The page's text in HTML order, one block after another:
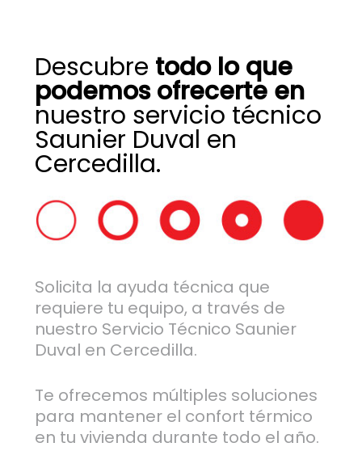
Descubre todo lo que
podemos ofrecerte en
nuestro servicio técnico
Saunier Duval en
Cercedilla.
Solicita la ayuda técnica que
requiere tu equipo, a través de
nuestro Servicio Técnico Saunier
Duval en Cercedilla.
Te ofrecemos múltiples soluciones
para mantener el confort térmico
en tu vivienda durante todo el año.